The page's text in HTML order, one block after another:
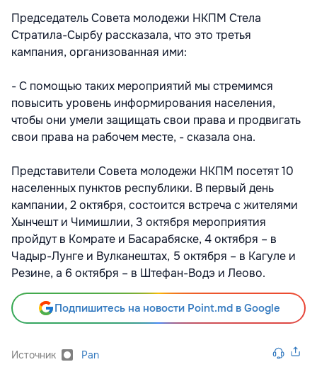
Председатель Совета молодежи НКПМ Стела
Стратила-Сырбу рассказала, что это третья
кампания, организованная ими:
- С помощью таких мероприятий мы стремимся
повысить уровень информирования населения,
чтобы они умели защищать свои права и продвигать
свои права на рабочем месте, - сказала она.
Представители Совета молодежи НКПМ посетят 10
населенных пунктов республики. В первый день
кампании, 2 октября, состоится встреча с жителями
Хынчешт и Чимишлии, 3 октября мероприятия
пройдут в Комрате и Басарабяске, 4 октября – в
Чадыр-Лунге и Вулканештах, 5 октября – в Кагуле и
Резине, а 6 октября – в Штефан-Водэ и Леово.
Подпишитесь на новости Point.md в Google
Источник Pan